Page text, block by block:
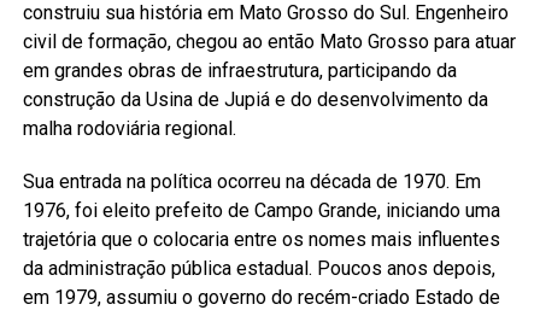
construiu sua história em Mato Grosso do Sul. Engenheiro
civil de formação, chegou ao então Mato Grosso para atuar
em grandes obras de infraestrutura, participando da
construção da Usina de Jupiá e do desenvolvimento da
malha rodoviária regional.
Sua entrada na política ocorreu na década de 1970. Em
1976, foi eleito prefeito de Campo Grande, iniciando uma
trajetória que o colocaria entre os nomes mais influentes
da administração pública estadual. Poucos anos depois,
em 1979, assumiu o governo do recém-criado Estado de